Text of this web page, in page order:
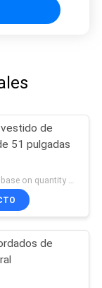
de
51 pulgadas
de